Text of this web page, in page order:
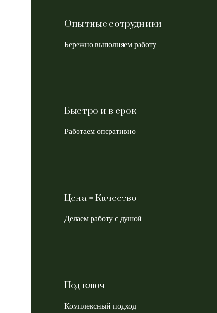
Опытные сотрудники
Бережно выполняем работу
Быстро и в срок
Работаем оперативно
Цена = Качество
Делаем работу с душой
Под ключ
Комплексный подход